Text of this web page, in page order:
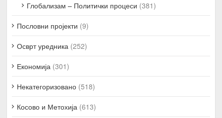
Глобализам – Политички процеси (381)
Пословни пројекти (9)
Осврт уредника (252)
Економија (301)
Некатегоризовано (518)
Косово и Метохија (613)